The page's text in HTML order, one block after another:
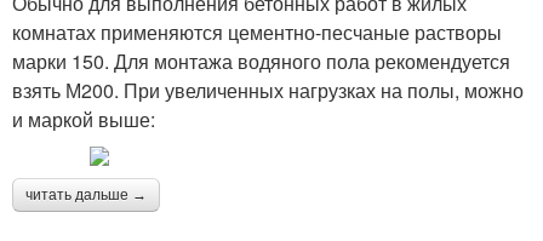
комнатах применяются цементно-песчаные растворы
марки 150. Для монтажа водяного пола рекомендуется
взять М200. При увеличенных нагрузках на полы, можно
и маркой выше:
читать дальше →